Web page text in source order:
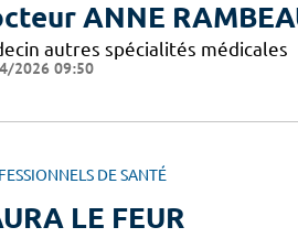
ANNE
autres spécialités médicales
2026 09:50
DE SANTÉ
LE FEUR